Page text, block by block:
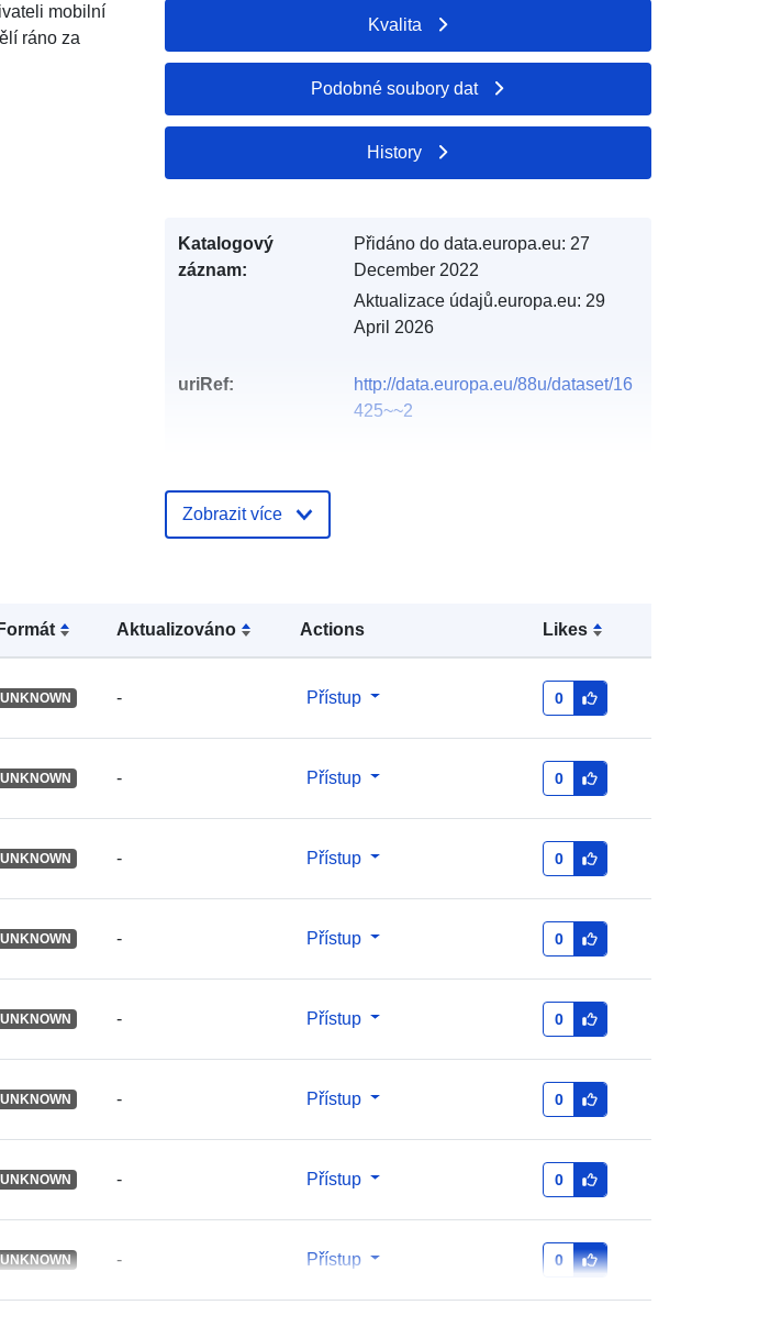
mobilní
ráno za
Formát Aktualizováno Actions Likes
UNKNOWN - Přístup 0
UNKNOWN - Přístup 0
UNKNOWN - Přístup 0
UNKNOWN - Přístup 0
UNKNOWN - Přístup 0
UNKNOWN - Přístup 0
UNKNOWN - Přístup 0
UNKNOWN - Přístup 0
Kvalita
Podobné soubory dat
History
Katalogový
záznam:
Přidáno do data.europa.eu: 27
December 2022
Aktualizace údajů.europa.eu: 29
April 2026
uriRef:
http://data.europa.eu/88u/dataset/16
425~~2
Zobrazit více